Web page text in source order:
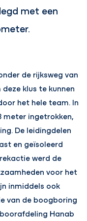
met een
de rijksweg van
klus te kunnen
het hele team. In
meter ingetrokken,
De leidingdelen
en geïsoleerd
werd de
voor het
inmiddels ook
van de boogboring
Hanab